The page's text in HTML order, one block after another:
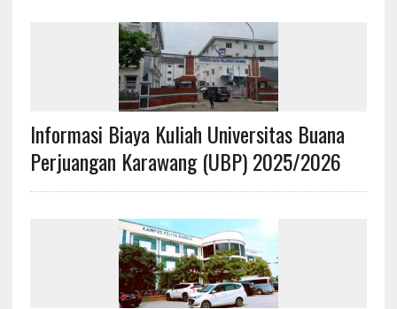
Informasi Biaya Kuliah Universitas Buana
Perjuangan Karawang (UBP) 2025/2026